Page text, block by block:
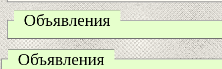
Объявления
Объявления